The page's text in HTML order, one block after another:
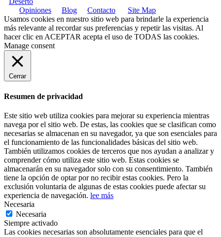
Opiniones
Blog Contacto
Site Map
Usamos cookies en nuestro sitio web para brindarle la experiencia
más relevante al recordar sus preferencias y repetir las visitas. Al
hacer clic en ACEPTAR acepta el uso de TODAS las cookies.
Manage consent
Cerrar
Resumen de privacidad
Este sitio web utiliza cookies para mejorar su experiencia mientras
navega por el sitio web. De estas, las cookies que se clasifican como
necesarias se almacenan en su navegador, ya que son esenciales para
el funcionamiento de las funcionalidades básicas del sitio web.
También utilizamos cookies de terceros que nos ayudan a analizar y
comprender cómo utiliza este sitio web. Estas cookies se
almacenarán en su navegador solo con su consentimiento. También
tiene la opción de optar por no recibir estas cookies. Pero la
exclusión voluntaria de algunas de estas cookies puede afectar su
experiencia de navegación. lee más
Necesaria
Necesaria
Siempre activado
Las cookies necesarias son absolutamente esenciales para que el